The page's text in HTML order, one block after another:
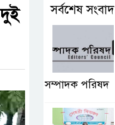
সর্বশেষ সংবাদ
সম্পাদক পরিষদ